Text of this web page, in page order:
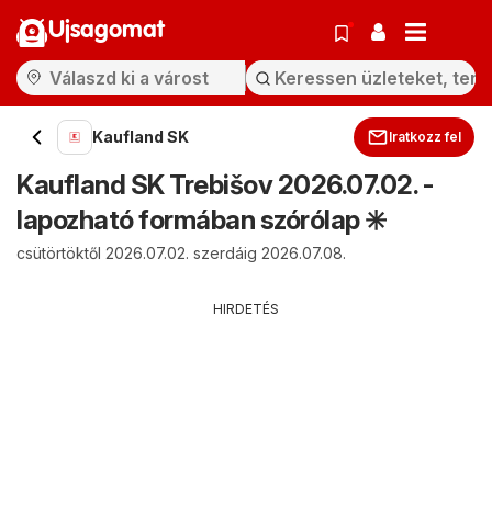
Ujsagomat
Kaufland SK Iratkozz fel
Kaufland SK Trebišov 2026.07.02. -
lapozható formában szórólap ✳️
csütörtöktől 2026.07.02. szerdáig 2026.07.08.
HIRDETÉS